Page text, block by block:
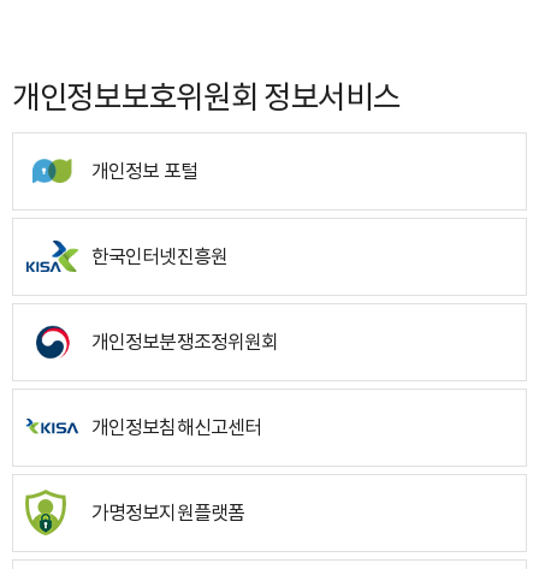
개인정보보호위원회 정보서비스
개인정보 포털
한국인터넷진흥원
개인정보분쟁조정위원회
개인정보침해신고센터
가명정보지원플랫폼